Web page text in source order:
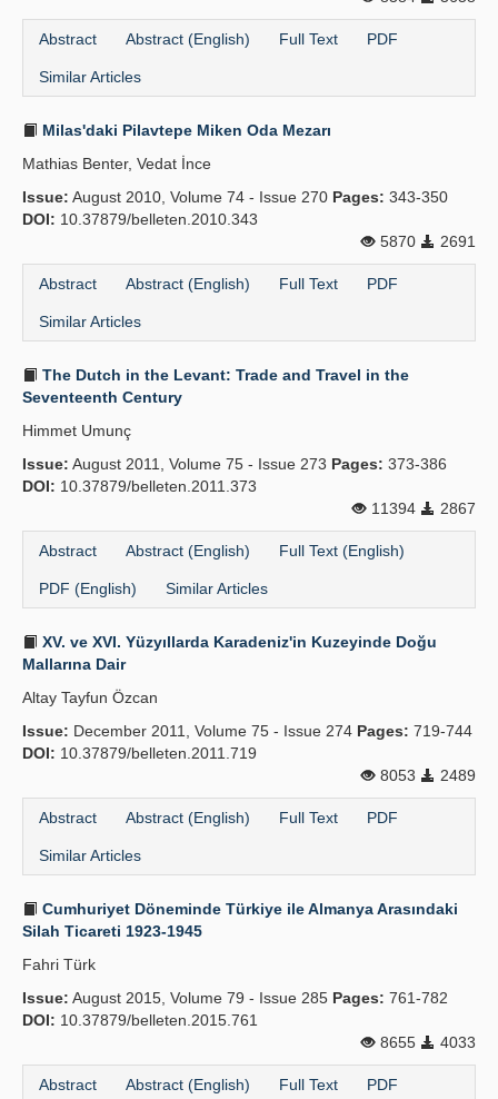
Abstract Abstract (English) Full Text PDF
Similar Articles
Milas'daki Pilavtepe Miken Oda Mezarı
Mathias Benter, Vedat İnce
Issue: August 2010, Volume 74 - Issue 270 Pages: 343-350
DOI: 10.37879/belleten.2010.343
5870
2691
Abstract Abstract (English) Full Text PDF
Similar Articles
The Dutch in the Levant: Trade and Travel in the
Seventeenth Century
Himmet Umunç
Issue: August 2011, Volume 75 - Issue 273 Pages: 373-386
DOI: 10.37879/belleten.2011.373
11394
2867
Abstract Abstract (English) Full Text (English)
PDF (English) Similar Articles
XV. ve XVI. Yüzyıllarda Karadeniz'in Kuzeyinde Doğu
Mallarına Dair
Altay Tayfun Özcan
Issue: December 2011, Volume 75 - Issue 274 Pages: 719-744
DOI: 10.37879/belleten.2011.719
8053
2489
Abstract Abstract (English) Full Text PDF
Similar Articles
Cumhuriyet Döneminde Türkiye ile Almanya Arasındaki
Silah Ticareti 1923-1945
Fahri Türk
Issue: August 2015, Volume 79 - Issue 285 Pages: 761-782
DOI: 10.37879/belleten.2015.761
8655
4033
Abstract Abstract (English) Full Text PDF